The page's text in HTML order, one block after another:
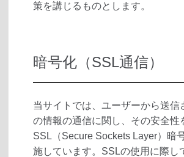
策を講じるものとします。
暗号化（SSL通信）
当サイトでは、ユーザーから送信
の情報の通信に関し、その安全性
SSL（Secure Sockets Layer）暗
施しています。SSLの使用に際し